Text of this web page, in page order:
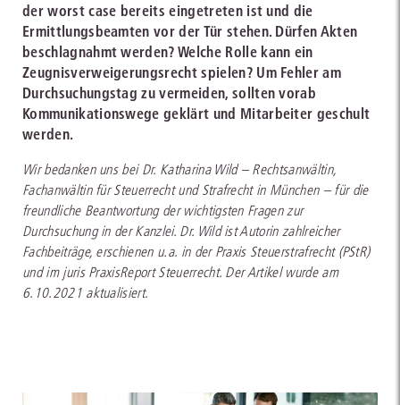
der worst case bereits eingetreten ist und die
Ermittlungsbeamten vor der Tür stehen. Dürfen Akten
beschlagnahmt werden? Welche Rolle kann ein
Zeugnisverweigerungsrecht spielen? Um Fehler am
Durchsuchungstag zu vermeiden, sollten vorab
Kommunikationswege geklärt und Mitarbeiter geschult
werden.
Wir bedanken uns bei Dr. Katharina Wild – Rechtsanwältin,
Fachanwältin für Steuerrecht und Strafrecht in München – für die
freundliche Beantwortung der wichtigsten Fragen zur
Durchsuchung in der Kanzlei. Dr. Wild ist Autorin zahlreicher
Fachbeiträge, erschienen u.a. in der Praxis Steuerstrafrecht (PStR)
und im juris PraxisReport Steuerrecht. Der Artikel wurde am
6.10.2021 aktualisiert.